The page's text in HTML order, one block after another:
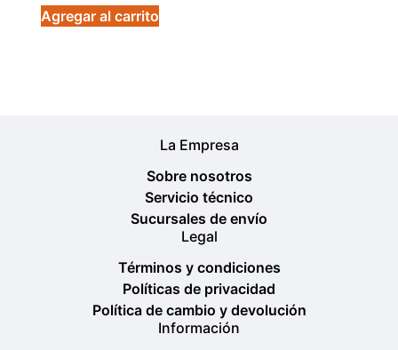
de 5
Agregar al carrito
La Empresa
Sobre nosotros
Servicio técnico
Sucursales de envío
Legal
Términos y condiciones
Políticas de privacidad
Política de cambio y devolución
Información